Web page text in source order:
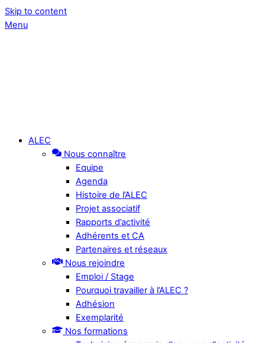
Skip to content
Menu
ALEC
Nous connaître
Equipe
Agenda
Histoire de l’ALEC
Projet associatif
Rapports d’activité
Adhérents et CA
Partenaires et réseaux
Nous rejoindre
Emploi / Stage
Pourquoi travailler à l’ALEC ?
Adhésion
Exemplarité
Nos formations